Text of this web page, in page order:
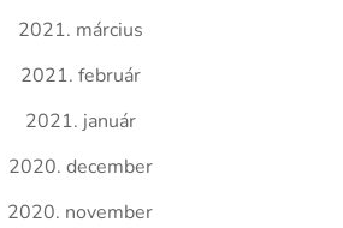
2021. március
2021. február
2021. január
2020. december
2020. november